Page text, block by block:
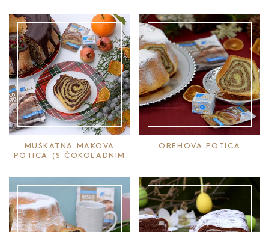
MUŠKATNA MAKOVA
POTICA (S ČOKOLADNIM
OREHOVA POTICA